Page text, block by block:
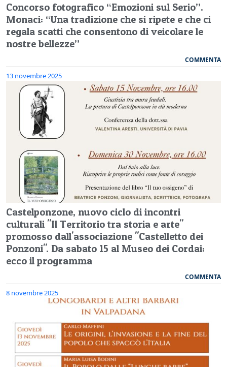
Concorso fotografico “Emozioni sul Serio”.
Monaci: “Una tradizione che si ripete e che ci
regala scatti che consentono di veicolare le
nostre bellezze”
COMMENTA
13 novembre 2025
Castelponzone, nuovo ciclo di incontri
culturali "Il Territorio tra storia e arte"
promosso dall'associazione "Castelletto dei
Ponzoni". Da sabato 15 al Museo dei Cordai:
ecco il programma
COMMENTA
8 novembre 2025